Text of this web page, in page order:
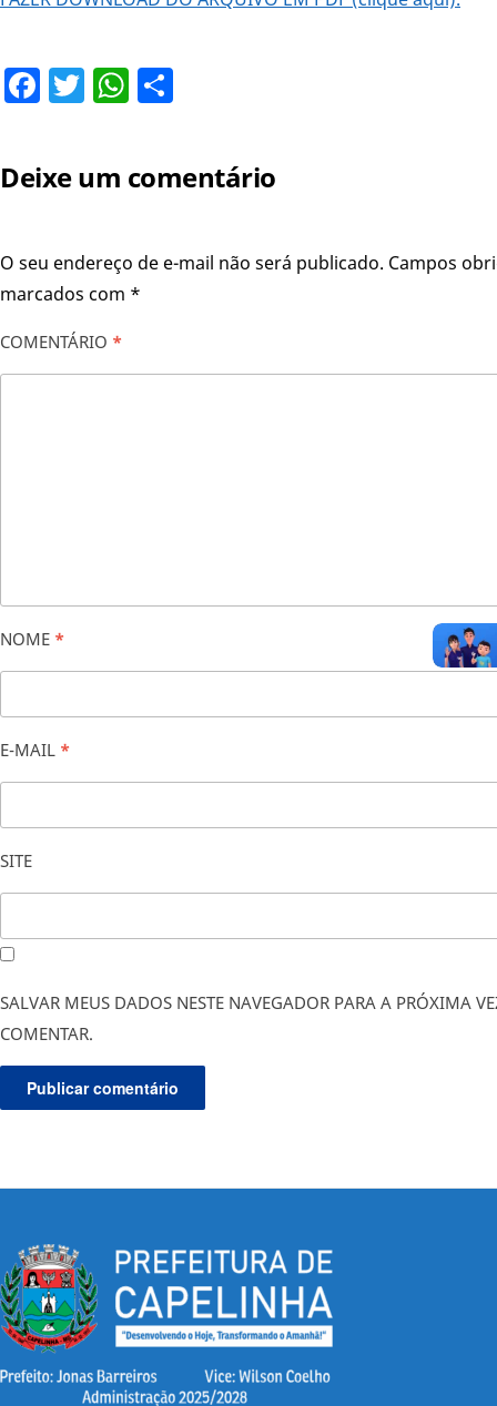
Facebook
TwitterWhatsApp
Deixe um comentário
O seu endereço de e-mail não será publicado. Campos
marcados com *
COMENTÁRIO *
NOME *
E-MAIL *
SITE
SALVAR MEUS DADOS NESTE NAVEGADOR PARA A PRÓXIMA
COMENTAR.